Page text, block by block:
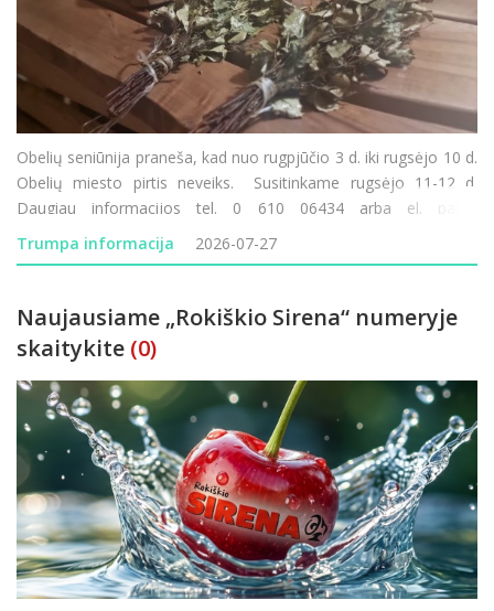
Obelių seniūnija praneša, kad nuo rugpjūčio 3 d. iki rugsėjo 10 d.
Obelių miesto pirtis neveiks. Susitinkame rugsėjo 11-12 d.
Daugiau informacijos tel. 0 610 06434 arba el. paštu
obeliu.seniunija@rokiskis.lt
Trumpa informacija 2026-07-27
Naujausiame „Rokiškio Sirena“ numeryje
skaitykite (0)